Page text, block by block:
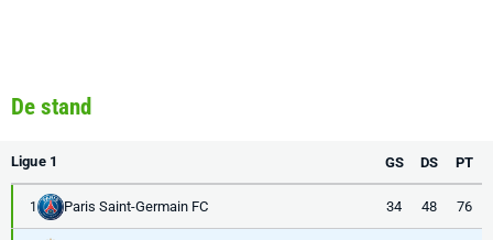
De stand
Ligue 1 GS DS PT
1 Paris Saint-Germain FC 34 48 76